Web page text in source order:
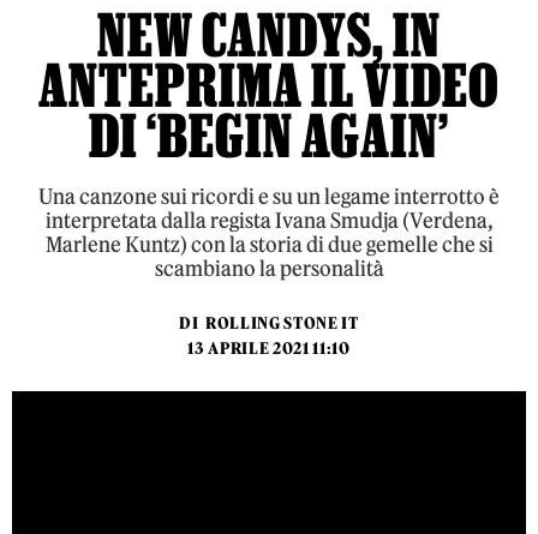
NEW CANDYS, IN
ANTEPRIMA IL VIDEO
DI ‘BEGIN AGAIN’
Una canzone sui ricordi e su un legame interrotto è
interpretata dalla regista Ivana Smudja (Verdena,
Marlene Kuntz) con la storia di due gemelle che si
scambiano la personalità
DI ROLLING STONE IT
13 APRILE 2021 11:10